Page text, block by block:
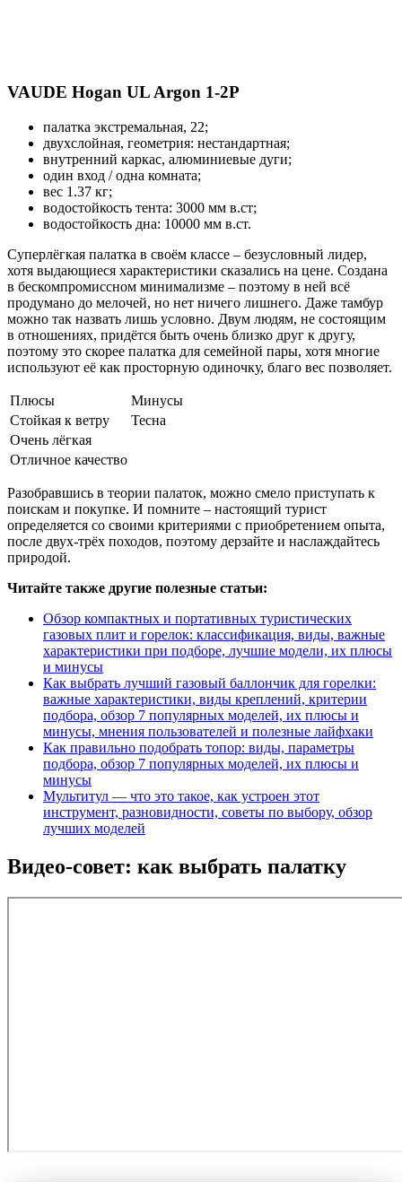
VAUDE Hogan UL Argon 1-2P
палатка экстремальная, 22;
двухслойная, геометрия: нестандартная;
внутренний каркас, алюминиевые дуги;
один вход / одна комната;
вес 1.37 кг;
водостойкость тента: 3000 мм в.ст;
водостойкость дна: 10000 мм в.ст.
Суперлёгкая палатка в своём классе – безусловный лидер,
хотя выдающиеся характеристики сказались на цене. Создана
в бескомпромиссном минимализме – поэтому в ней всё
продумано до мелочей, но нет ничего лишнего. Даже тамбур
можно так назвать лишь условно. Двум людям, не состоящим
в отношениях, придётся быть очень близко друг к другу,
поэтому это скорее палатка для семейной пары, хотя многие
используют её как просторную одиночку, благо вес позволяет.
Плюсы
Минусы
Стойкая к ветру
Тесна
Очень лёгкая
Отличное качество
Разобравшись в теории палаток, можно смело приступать к
поискам и покупке. И помните – настоящий турист
определяется со своими критериями с приобретением опыта,
после двух-трёх походов, поэтому дерзайте и наслаждайтесь
природой.
Читайте также другие полезные статьи:
Обзор компактных и портативных туристических
газовых плит и горелок: классификация, виды, важные
характеристики при подборе, лучшие модели, их плюсы
и минусы
Как выбрать лучший газовый баллончик для горелки:
важные характеристики, виды креплений, критерии
подбора, обзор 7 популярных моделей, их плюсы и
минусы, мнения пользователей и полезные лайфхаки
Как правильно подобрать топор: виды, параметры
подбора, обзор 7 популярных моделей, их плюсы и
минусы
Мультитул — что это такое, как устроен этот
инструмент, разновидности, советы по выбору, обзор
лучших моделей
Видео-совет: как выбрать палатку